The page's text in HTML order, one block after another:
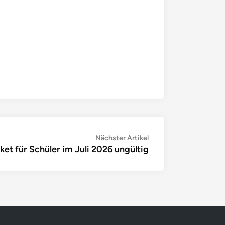
Nächster ArtikelNächster
für Schüler im Juli 2026 ungültig